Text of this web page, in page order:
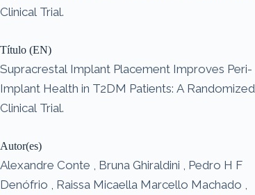
Clinical Trial.
Título (EN)
Supracrestal Implant Placement Improves Peri-
Implant Health in T2DM Patients: A Randomized
Clinical Trial.
Autor(es)
Alexandre Conte , Bruna Ghiraldini , Pedro H F
Denófrio , Raissa Micaella Marcello Machado ,